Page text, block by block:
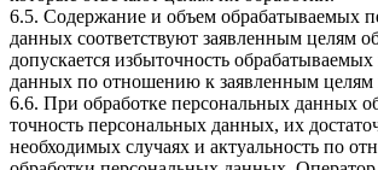
6.5. Содержание и объем обрабатываемых
данных соответствуют заявленным целям
допускается избыточность
данных по отношению к заявленным целям
6.6. При обработке персональных данных
точность персональных данных, их
необходимых случаях и актуальность по